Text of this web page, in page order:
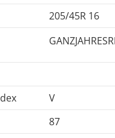
205/45R 16
V
87